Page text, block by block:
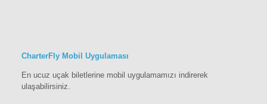
CharterFly Mobil Uygulaması
En ucuz uçak biletlerine mobil uygulamamızı indirerek
ulaşabilirsiniz.